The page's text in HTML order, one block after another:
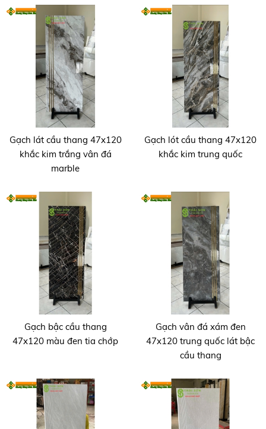
Gạch lát cầu thang 47x120
khắc kim trắng vân đá
marble
Gạch lót cầu thang 47x120
khắc kim trung quốc
Gạch bậc cầu thang
47x120 màu đen tia chớp
Gạch vân đá xám đen
47x120 trung quốc lát bậc
cầu thang